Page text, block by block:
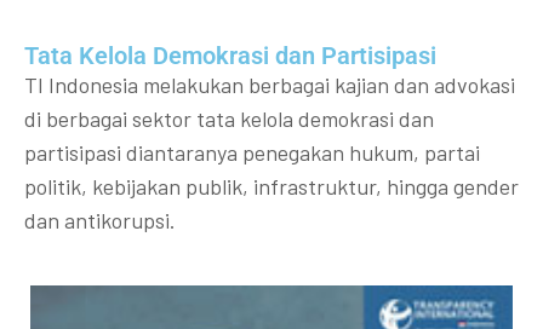
Tata Kelola Demokrasi dan Partisipasi​
TI Indonesia melakukan berbagai kajian dan advokasi
di berbagai sektor tata kelola demokrasi dan
partisipasi diantaranya penegakan hukum, partai
politik, kebijakan publik, infrastruktur, hingga gender
dan antikorupsi.